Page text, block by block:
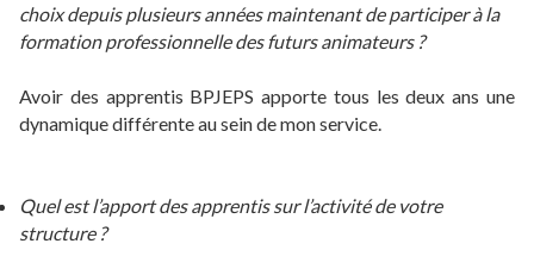
choix depuis plusieurs années maintenant de participer à la
formation professionnelle des futurs animateurs ?
Avoir des apprentis BPJEPS apporte tous les deux ans une
dynamique différente au sein de mon service.
Quel est l’apport des apprentis sur l’activité de votre
structure ?